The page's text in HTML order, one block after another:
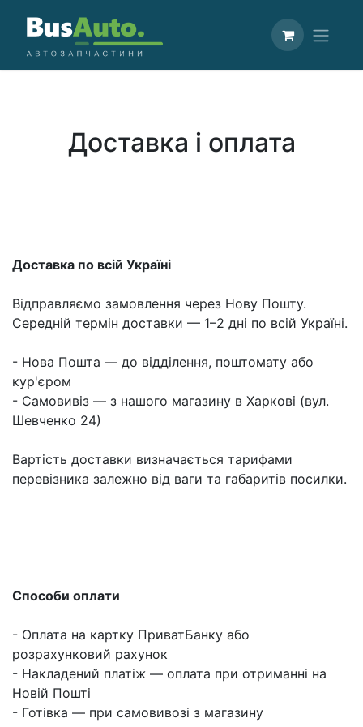
Доставка і оплата
Доставка по всій Україні
Відправляємо замовлення через Нову Пошту.
Середній термін доставки — 1–2 дні по всій Україні.
- Нова Пошта — до відділення, поштомату або
кур'єром
- Самовивіз — з нашого магазину в Харкові (вул.
Шевченко 24)
Вартість доставки визначається тарифами
перевізника залежно від ваги та габаритів посилки.
Способи оплати
- Оплата на картку ПриватБанку або
розрахунковий рахунок
- Накладений платіж — оплата при отриманні на
Новій Пошті
- Готівка — при самовивозі з магазину